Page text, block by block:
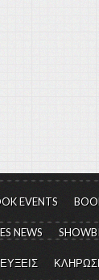
EVENTS
NEWS